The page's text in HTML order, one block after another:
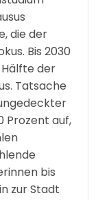
die der
Bis 2030
der
Tatsache
Prozent auf,
bis
zur Stadt